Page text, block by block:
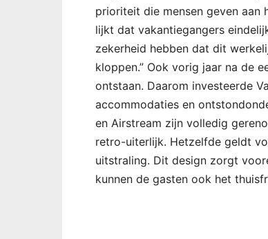
prioriteit die mensen geven aan
lijkt dat vakantiegangers
zekerheid hebben dat dit
kloppen.” Ook vorig jaar na de
ontstaan. Daarom investeerde
accommodaties en
en Airstream zijn volledig
retro-uiterlijk. Hetzelfde geldt
uitstraling. Dit design zorgt
kunnen de gasten ook het